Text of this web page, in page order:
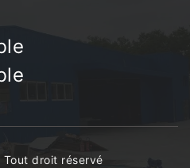
Tout droit réservé